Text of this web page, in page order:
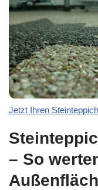
Jetzt Ihren
– So